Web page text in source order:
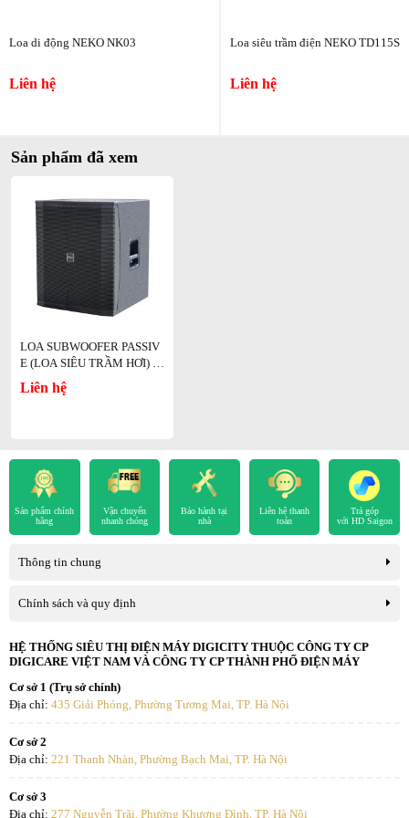
Vùng phủ âm
543mm x 779mm x 605mm
Chất liệu thùng
Gỗ ván ép bạch dương
Trọng lượng
30kg
Loa di động NEKO NK03
Liên hệ
Loa siêu trầm điện NEKO TD115S
Liên hệ
Sản phẩm đã xem
LOA SUBWOOFER PASSIV
E (LOA SIÊU TRẦM HƠI) N
EKO NX118S
Liên hệ
Sản phẩm chính
hãng
Vận chuyển
nhanh chóng
Bảo hành tại
nhà
Liên hệ thanh
toán
Trả góp
với HD Saigon
Thông tin chung
Chính sách và quy định
HỆ THỐNG SIÊU THỊ ĐIỆN MÁY DIGICITY THUỘC CÔNG TY CP
DIGICARE VIỆT NAM VÀ CÔNG TY CP THÀNH PHỐ ĐIỆN MÁY
Cơ sở 1 (Trụ sở chính)
Địa chỉ: 435 Giải Phóng, Phường Tương Mai, TP. Hà Nội
Cơ sở 2
Địa chỉ: 221 Thanh Nhàn, Phường Bạch Mai, TP. Hà Nội
Cơ sở 3
Địa chỉ: 277 Nguyễn Trãi, Phường Khương Đình, TP. Hà Nội